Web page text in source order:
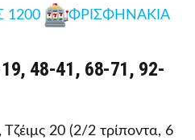
1200 ΦΡΙΣΦΗΝΑΚΙΑ
48-41, 68-71, 92-
20 (2/2 τρίποντα, 6